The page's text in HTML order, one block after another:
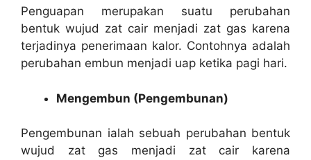
Penguapan merupakan suatu perubahan
bentuk wujud zat cair menjadi zat gas karena
terjadinya penerimaan kalor. Contohnya adalah
perubahan embun menjadi uap ketika pagi hari.
Mengembun (Pengembunan)
Pengembunan ialah sebuah perubahan bentuk
wujud zat gas menjadi zat cair karena